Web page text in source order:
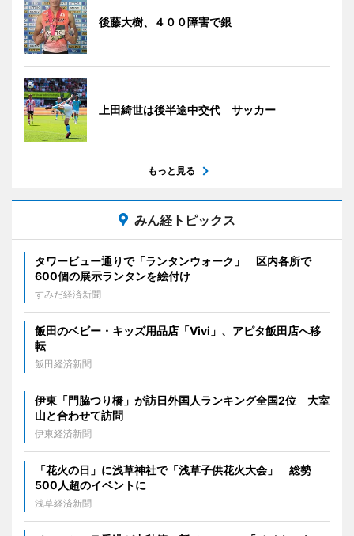
後藤大樹、４００障害で銀
上田綺世は後半途中交代 サッカー
もっと見る
みん経トピックス
タワービュー通りで「ランタンウォーク」 区内各所で
600個の展示ランタンを絵付け
すみだ経済新聞
飯田のベビー・キッズ用品店「Vivi」、アピタ飯田店へ移
転
飯田経済新聞
伊東「門脇つり橋」が訪日外国人ランキング全国2位 大室
山と合わせて訪問
伊東経済新聞
「花火の日」に浅草神社で「浅草子供花火大会」 総勢
500人超のイベントに
浅草経済新聞